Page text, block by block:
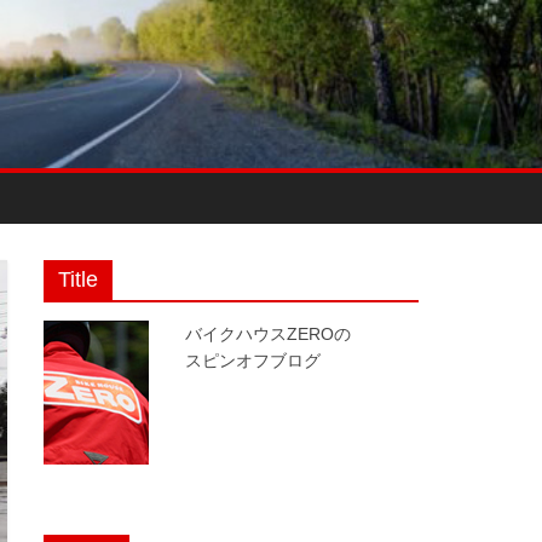
Title
バイクハウスZEROの
スピンオフブログ